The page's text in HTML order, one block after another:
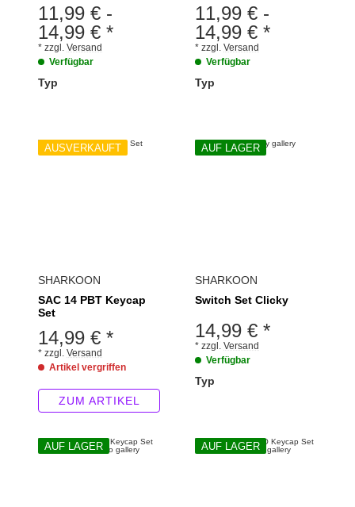
11,99 € -
14,99 € *
* zzgl. Versand
Verfügbar
Typ
11,99 € -
14,99 € *
* zzgl. Versand
Verfügbar
Typ
AUSVERKAUFT
SHARKOON
SAC 14 PBT Keycap
Set
14,99 € *
* zzgl. Versand
Artikel vergriffen
ZUM ARTIKEL
AUF LAGER
SHARKOON
Switch Set Clicky
14,99 € *
* zzgl. Versand
Verfügbar
Typ
AUF LAGER AUF LAGER